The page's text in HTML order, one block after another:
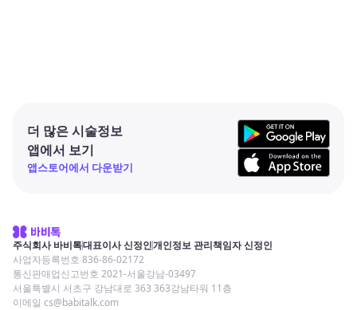
더 많은 시술정보
앱에서 보기
앱스토어에서 다운받기
주식회사 바비톡대표이사 신정인개인정보 관리책임자 신정인
사업자등록번호 836-86-02172
통신판매업신고번호 2021-서울강남-03497
서울특별시 서초구 강남대로 363 363강남타워 11층
이메일 cs@babitalk.com